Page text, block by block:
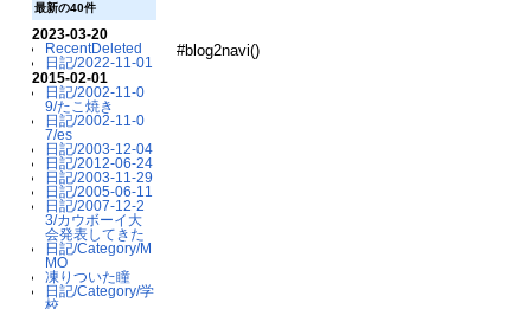
最新の40件
2023-03-20
RecentDeleted
日記/2022-11-01
2015-02-01
日記/2002-11-0
9/たこ焼き
日記/2002-11-0
7/es
日記/2003-12-04
日記/2012-06-24
日記/2003-11-29
日記/2005-06-11
日記/2007-12-2
3/カウボーイ大
会発表してきた
日記/Category/M
MO
凍りついた瞳
日記/Category/学
校
#blog2navi()